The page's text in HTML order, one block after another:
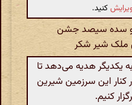
کنید.
سده سیصد جشن
ملک شیر شکر
یکدیگر هدیه می‌دهد تا
این سرزمین شیرین
کنیم.